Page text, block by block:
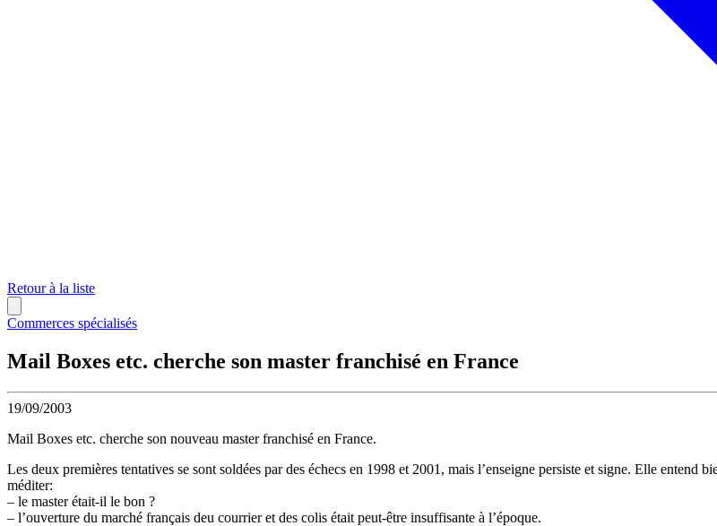
Retour à la liste
Commerces spécialisés
Mail Boxes etc. cherche son master franchisé en France
19/09/2003
Mail Boxes etc. cherche son nouveau master franchisé en France.
Les deux premières tentatives se sont soldées par des échecs en 1998 et 2001, mais l’enseigne persiste et signe. Elle entend
méditer:
– le master était-il le bon ?
– l’ouverture du marché français deu courrier et des colis était peut-être insuffisante à l’époque.